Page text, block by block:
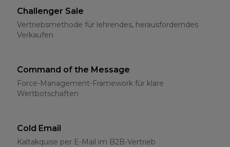
Challenger Sale
Vertriebsmethode für lehrendes, herausforderndes
Verkaufen
Command of the Message
Force-Management-Framework für klare
Wertbotschaften
Cold Email
Kaltakquise per E-Mail im B2B-Vertrieb